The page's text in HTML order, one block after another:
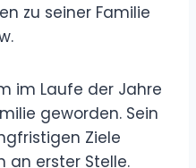
zu seiner Familie
im Laufe der Jahre
geworden. Sein
Ziele
an erster Stelle.